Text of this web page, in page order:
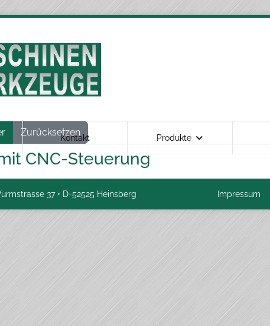
Kontakt Produkte
Zurücksetzen
CNC-Steuerung
37 • D-52525 Heinsberg Impressum